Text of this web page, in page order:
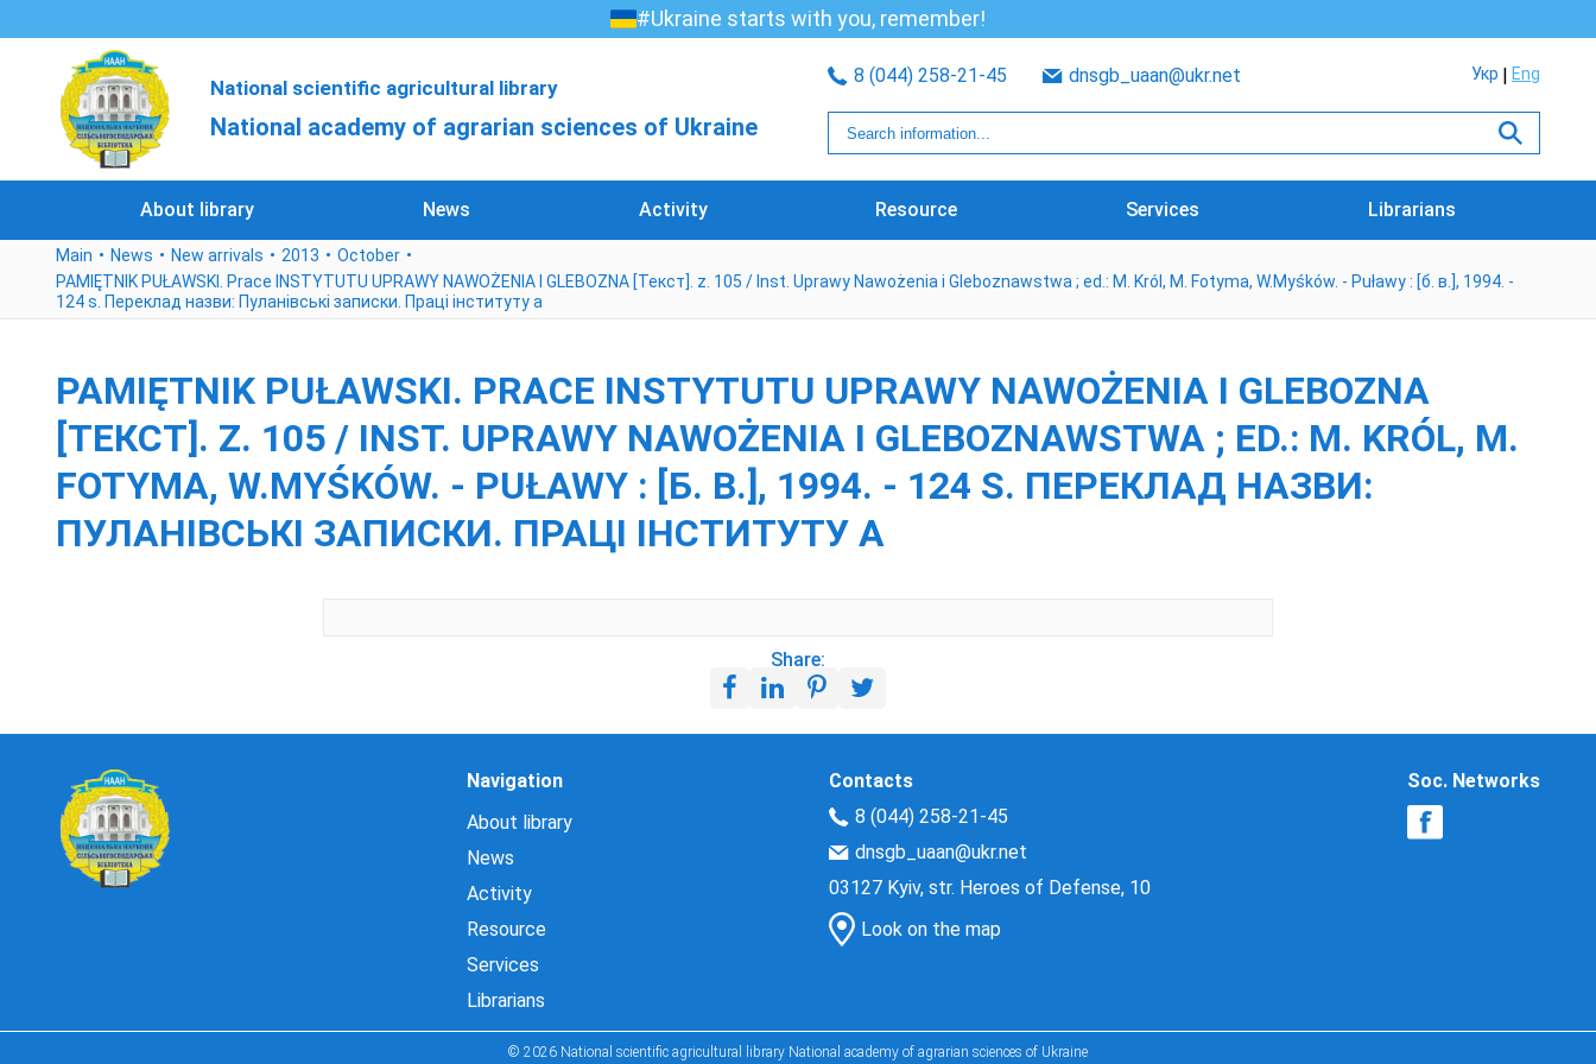
#Ukraine starts with you, remember!
National scientific agricultural library
National academy of agrarian sciences of Ukraine
8 (044) 258-21-45 dnsgb_uaan@ukr.net Укр Eng
About library News Activity Resource Services Librarians
Main News New arrivals 2013
October
PAMIĘTNIK PUŁAWSKI. Prace INSTYTUTU UPRAWY NAWOŻENIA I GLEBOZNA [Текст]. z. 105 / Inst. Uprawy Nawożenia i Gleboznawstwa ; ed.: M. Król, M. Fotyma, W.Myśków. - Puławy : [б. в.], 1994. -
124 s. Переклад назви: Пуланівські записки. Праці інституту а
PAMIĘTNIK PUŁAWSKI. PRACE INSTYTUTU UPRAWY NAWOŻENIA I GLEBOZNA
[ТЕКСТ]. Z. 105 / INST. UPRAWY NAWOŻENIA I GLEBOZNAWSTWA ; ED.: M. KRÓL, M.
FOTYMA, W.MYŚKÓW. - PUŁAWY : [Б. В.], 1994. - 124 S. ПЕРЕКЛАД НАЗВИ:
ПУЛАНІВСЬКІ ЗАПИСКИ. ПРАЦІ ІНСТИТУТУ А
Share:
Navigation
About library
News
Activity
Resource
Services
Librarians
Contacts
8 (044) 258-21-45
dnsgb_uaan@ukr.net
03127 Kyiv, str. Heroes of Defense, 10
Look on the map
Soc. Networks
© 2026 National scientific agricultural library National academy of agrarian sciences of Ukraine